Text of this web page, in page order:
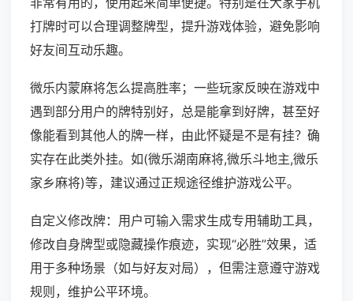
打牌时可以合理调整牌型，提升游戏体验，避免影响
好友间互动乐趣。
微乐内蒙麻将怎么提高胜率；一些玩家反映在游戏中
遇到部分用户的牌特别好，总是能拿到好牌，甚至好
像能看到其他人的牌一样，由此怀疑是不是有挂？确
实存在此类外挂。如(微乐湖南麻将,微乐斗地主,微乐
家乡麻将)等，建议通过正规途径维护游戏公平。
自定义修改牌：用户可输入需求生成专用辅助工具，
修改自身牌型或隐藏操作痕迹，实现“必胜”效果，适
用于多种场景（如与好友对局），但需注意遵守游戏
规则，维护公平环境。